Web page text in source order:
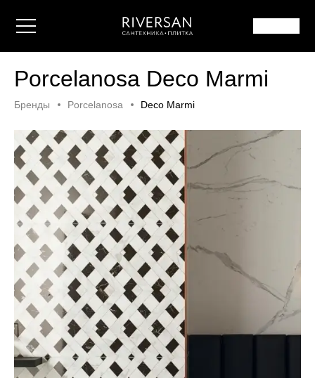
Porcelanosa Deco Marmi
Бренды Porcelanosa Deco Marmi